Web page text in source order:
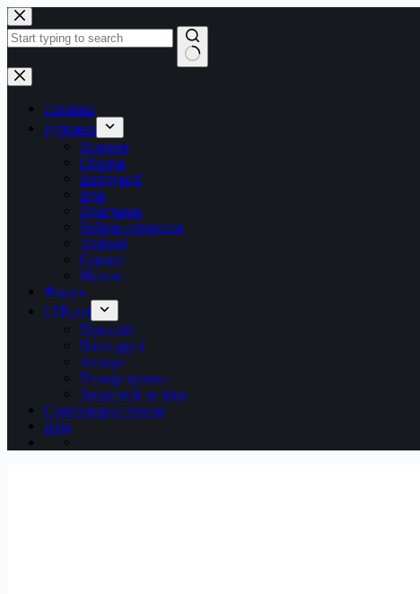
Перейти
до
вмісту
Немає
результатів
Головна
Рубрики
Новини
Обзори
Інструкції
Ігри
Програми
Робоче оточення
Android
Сервер
Железо
Форум
LTB.net
Про сайт
Наші друзі
Автори
Пожертвувати
Зворотній зв’язок
Статті користувачів
Вхід